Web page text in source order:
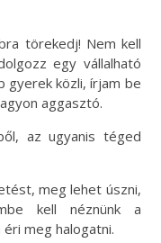
törekedj! Nem kell
egy vállalható
gyerek közli, írjam be
aggasztó.
az ugyanis téged
meg lehet úszni,
kell néznünk a
meg halogatni.